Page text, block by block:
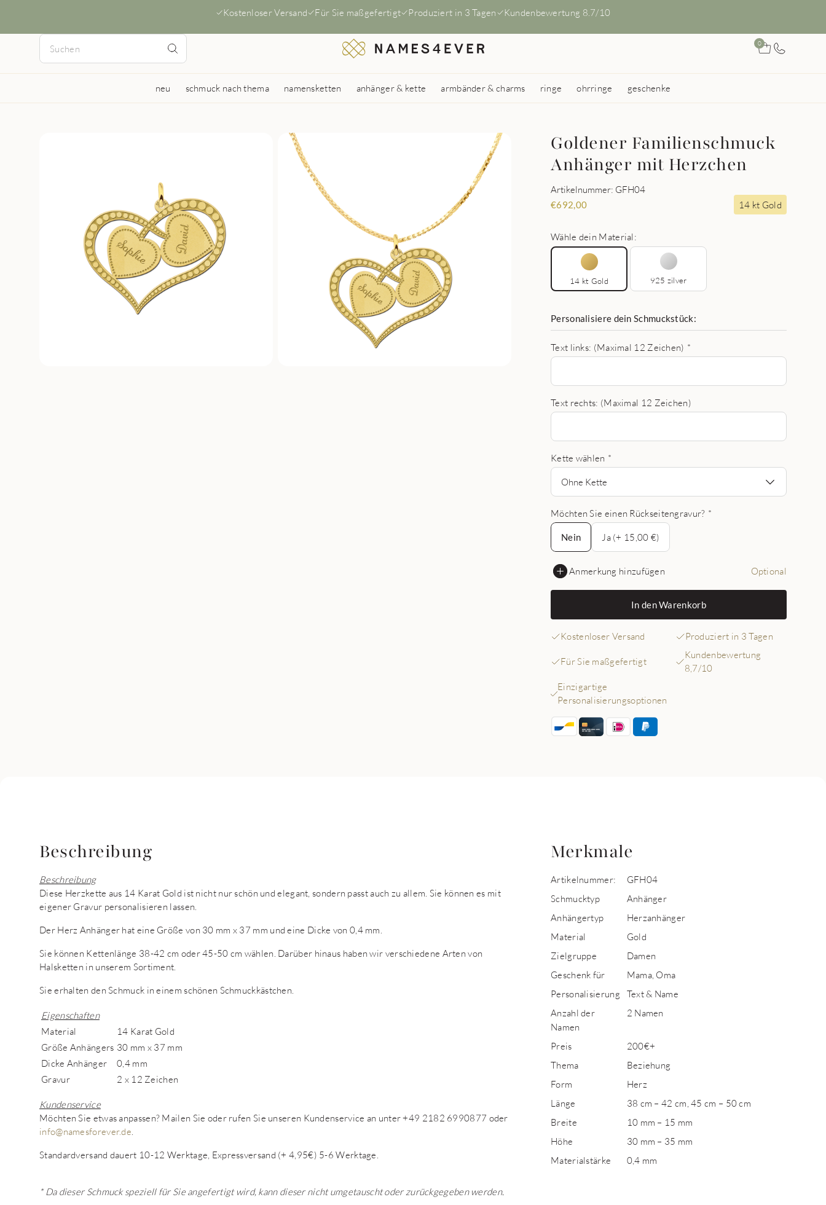
Kostenloser Versand Für Sie maßgefertigt Produziert in 3 Tagen Kundenbewertung 8.7/10
0
neu schmuck nach thema namensketten anhänger & kette armbänder & charms ringe ohrringe geschenke
Goldener Familienschmuck
Anhänger mit Herzchen
Artikelnummer: GFH04
€692,00 14 kt Gold
Wähle dein Material:
14 kt Gold 925 zilver
Personalisiere dein Schmuckstück:
Text links: (Maximal 12 Zeichen) *
Text rechts: (Maximal 12 Zeichen)
Kette wählen *
Ohne Kette
Möchten Sie einen Rückseitengravur? *
Nein
Nein
Ja (+ 15,00 €)
Anmerkung hinzufügen Optional
In den Warenkorb
Kostenloser Versand Produziert in 3 Tagen
Für Sie maßgefertigt
Kundenbewertung
8,7/10
Einzigartige
Personalisierungsoptionen
Beschreibung
Beschreibung
Diese Herzkette aus 14 Karat Gold ist nicht nur schön und elegant, sondern passt auch zu allem. Sie können es mit
eigener Gravur personalisieren lassen.
Der Herz Anhänger hat eine Größe von 30 mm x 37 mm und eine Dicke von 0,4 mm.
Sie können Kettenlänge 38-42 cm oder 45-50 cm wählen. Darüber hinaus haben wir verschiedene Arten von
Halsketten in unserem Sortiment.
Sie erhalten den Schmuck in einem schönen Schmuckkästchen.
Eigenschaften
Material
14 Karat Gold
Größe Anhängers 30 mm x 37 mm
Dicke Anhänger
0,4 mm
Gravur
2 x 12 Zeichen
Kundenservice
Möchten Sie etwas anpassen? Mailen Sie oder rufen Sie unseren Kundenservice an unter +49 2182 6990877 oder
info@namesforever.de
Standardversand dauert 10-12 Werktage, Expressversand (+ 4,95€) 5-6 Werktage.
* Da dieser Schmuck speziell für Sie angefertigt wird, kann dieser nicht umgetauscht oder zurückgegeben werden.
Merkmale
Artikelnummer:
GFH04
Schmucktyp
Anhänger
Anhängertyp
Herzanhänger
Material
Gold
Zielgruppe
Damen
Geschenk für
Mama, Oma
Personalisierung
Text & Name
Anzahl der
Namen
2 Namen
Preis
200€+
Thema
Beziehung
Form
Herz
Länge
38 cm – 42 cm, 45 cm – 50 cm
Breite
10 mm – 15 mm
Höhe
30 mm – 35 mm
Materialstärke
0,4 mm